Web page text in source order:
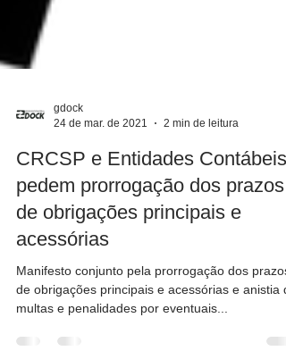
24 de mar. de 2021
2 min de leitura
CRCSP e Entidades Contábeis
pedem prorrogação dos prazos
de obrigações principais e
acessórias
Manifesto conjunto pela prorrogação dos prazos
multas e penalidades por eventuais...